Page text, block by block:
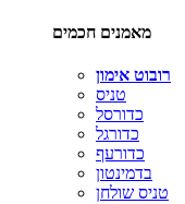
מאמנים חכמים
רובוט אימון
טניס
כדורסל
כדורגל
כדורעף
בדמינטון
טניס שולחן